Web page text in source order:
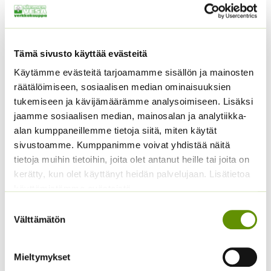
Tämä sivusto käyttää evästeitä
Käytämme evästeitä tarjoamamme sisällön ja mainosten
räätälöimiseen, sosiaalisen median ominaisuuksien
tukemiseen ja kävijämäärämme analysoimiseen. Lisäksi
jaamme sosiaalisen median, mainosalan ja analytiikka-
alan kumppaneillemme tietoja siitä, miten käytät
sivustoamme. Kumppanimme voivat yhdistää näitä
tietoja muihin tietoihin, joita olet antanut heille tai joita on
kerätty, kun olet käyttänyt heidän palvelujaan. Lisätietoa
valinta
Välttämätön
Mieltymykset
Loistosädekukka
Arizona Red Shades
250 s.
12,50€ Sisältää
arvonlisäveron
Alppiasteri Sekoitus
3,00€ – 5,00€Hintaluokka:
3,00 €
-
5,00 €
Sisältää
arvonlisäveron